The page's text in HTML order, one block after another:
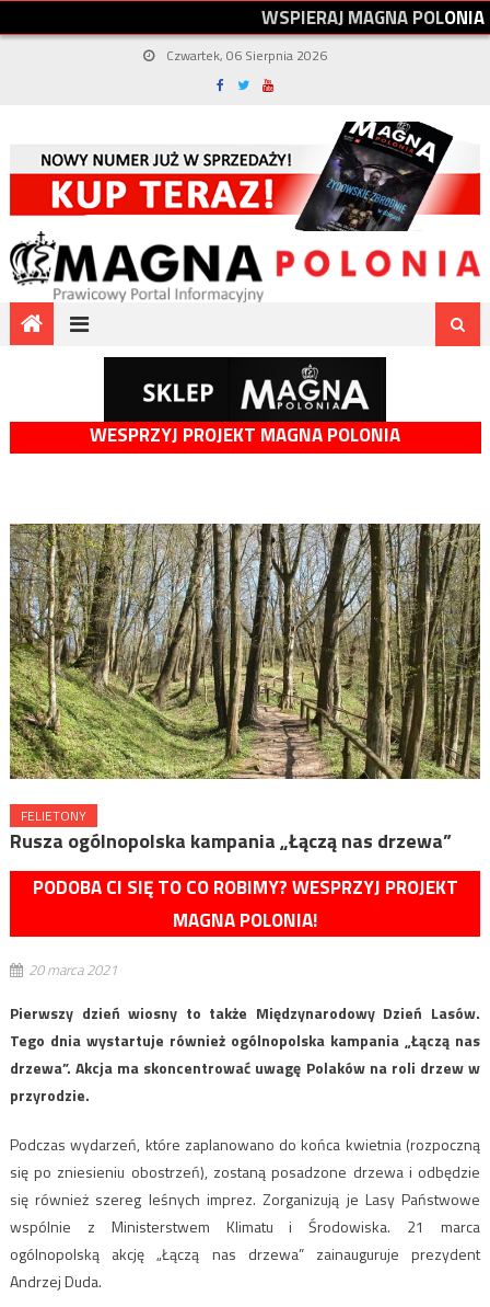
WSPIERAJMAGNAPOLONIA
Czwartek, 06 Sierpnia 2026
WESPRZYJ PROJEKT MAGNA POLONIA
FELIETONY
Rusza ogólnopolska kampania „Łączą nas drzewa”
PODOBA CI SIĘ TO CO ROBIMY? WESPRZYJ PROJEKT
MAGNA POLONIA!
20 marca 2021
Pierwszy dzień wiosny to także Międzynarodowy Dzień Lasów.
Tego dnia wystartuje również ogólnopolska kampania „Łączą nas
drzewa”. Akcja ma skoncentrować uwagę Polaków na roli drzew w
przyrodzie.
Podczas wydarzeń, które zaplanowano do końca kwietnia (rozpoczną
się po zniesieniu obostrzeń), zostaną posadzone drzewa i odbędzie
się również szereg leśnych imprez. Zorganizują je Lasy Państwowe
wspólnie z Ministerstwem Klimatu i Środowiska. 21 marca
ogólnopolską akcję „Łączą nas drzewa” zainauguruje prezydent
Andrzej Duda.